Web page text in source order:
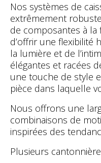
Nos systèmes de
extrêmement
de composantes à la
d’offrir une flexibilité
la lumière et de
élégantes et racées
une touche de style
pièce dans laquelle
Nous offrons une
combinaisons de
inspirées des
Plusieurs